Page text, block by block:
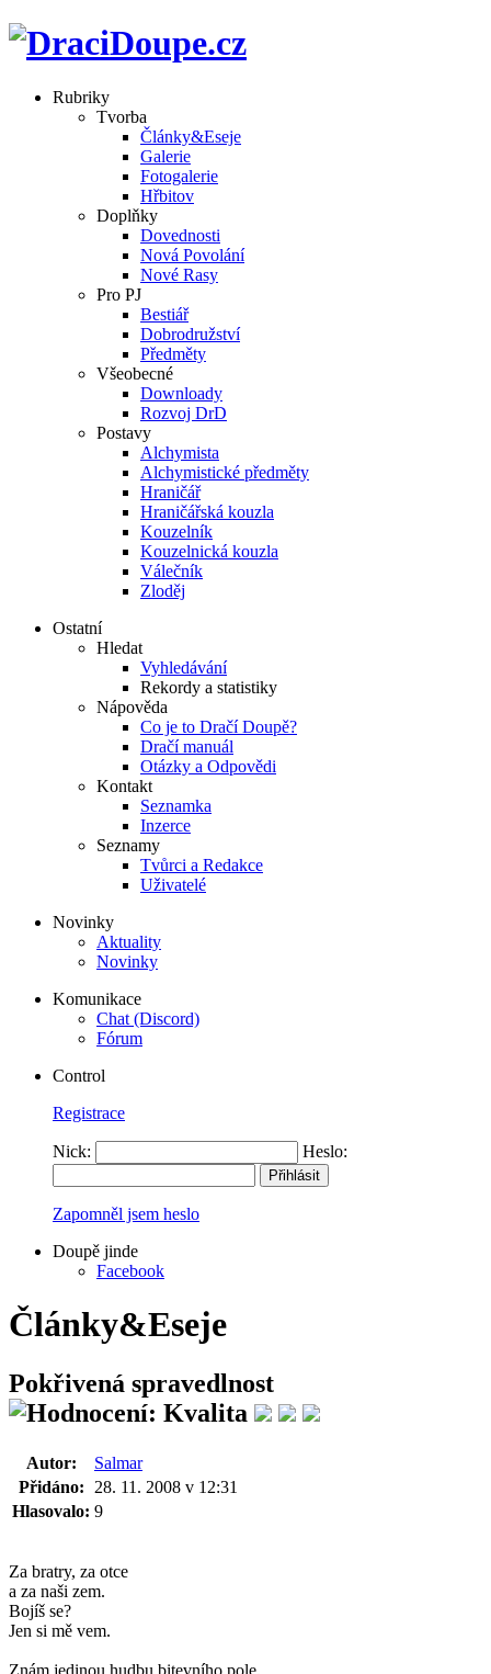
Rubriky
Tvorba
Články&Eseje
Galerie
Fotogalerie
Hřbitov
Doplňky
Dovednosti
Nová Povolání
Nové Rasy
Pro PJ
Bestiář
Dobrodružství
Předměty
Všeobecné
Downloady
Rozvoj DrD
Postavy
Alchymista
Alchymistické předměty
Hraničář
Hraničářská kouzla
Kouzelník
Kouzelnická kouzla
Válečník
Zloděj
Ostatní
Hledat
Vyhledávání
Rekordy a statistiky
Nápověda
Co je to Dračí Doupě?
Dračí manuál
Otázky a Odpovědi
Kontakt
Seznamka
Inzerce
Seznamy
Tvůrci a Redakce
Uživatelé
Novinky
Aktuality
Novinky
Komunikace
Chat (Discord)
Fórum
Control
Registrace
Nick: Heslo:
Zapomněl jsem heslo
Doupě jinde
Facebook
Články&Eseje
Pokřivená spravedlnost
Autor:
Salmar
Přidáno:
28. 11. 2008 v 12:31
Hlasovalo: 9
Za bratry, za otce
a za naši zem.
Bojíš se?
Jen si mě vem.
Znám jedinou hudbu bitevního pole,